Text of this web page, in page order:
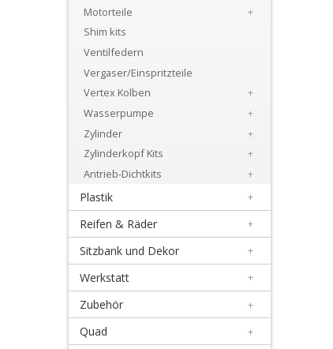
Honda
Kupplungsdeckeldichtung
Kurbelwellenlager
Motor
Komplettdichtsätze
Motor
Simmerringsätze
Motorteile
+
Shim kits
Ventilfedern
Vergaser/Einspritzteile
Vertex Kolben
+
Wasserpumpe
+
Zylinder
+
Zylinderkopf Kits
+
Antrieb-Dichtkits
+
Plastik +
Reifen & Räder +
Sitzbank und Dekor +
Werkstatt +
Zubehör +
Quad +